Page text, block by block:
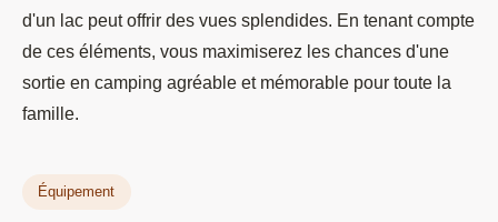
d'un lac peut offrir des vues splendides. En tenant compte
de ces éléments, vous maximiserez les chances d'une
sortie en camping agréable et mémorable pour toute la
famille.
Équipement